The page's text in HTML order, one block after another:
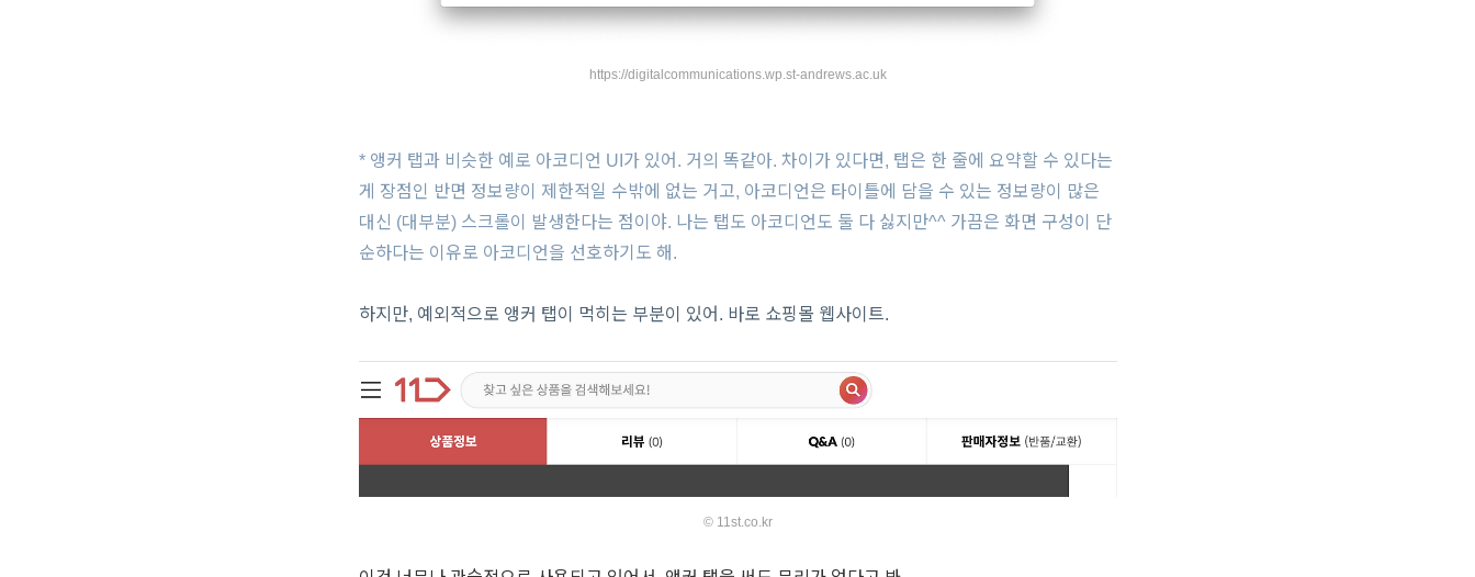
https://digitalcommunications.wp.st-andrews.ac.uk
* 앵커 탭과 비슷한 예로 아코디언 UI가 있어. 거의 똑같아. 차이가 있다면, 탭은 한 줄에 요약할 수 있다는
게 장점인 반면 정보량이 제한적일 수밖에 없는 거고, 아코디언은 타이틀에 담을 수 있는 정보량이 많은
대신 (대부분) 스크롤이 발생한다는 점이야. 나는 탭도 아코디언도 둘 다 싫지만^^ 가끔은 화면 구성이 단
순하다는 이유로 아코디언을 선호하기도 해.
하지만, 예외적으로 앵커 탭이 먹히는 부분이 있어. 바로 쇼핑몰 웹사이트.
© 11st.co.kr